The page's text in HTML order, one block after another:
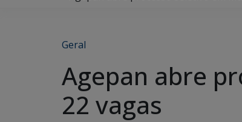
Geral
Agepan abre
22 vagas